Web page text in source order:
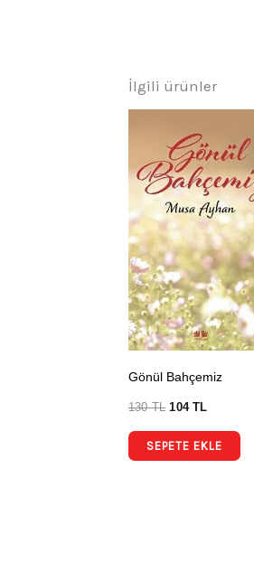
İlgili ürünler
Gönül Bahçemiz
130TL 104TL
SEPETE EKLE